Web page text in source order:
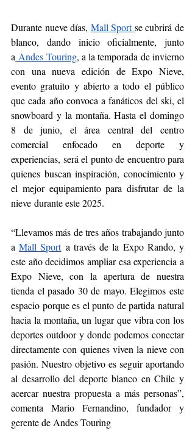
Durante nueve días, Mall Sport se cubrirá de
blanco, dando inicio oficialmente, junto
a Andes Touring, a la temporada de invierno
con una nueva edición de Expo Nieve,
evento gratuito y abierto a todo el público
que cada año convoca a fanáticos del ski, el
snowboard y la montaña. Hasta el domingo
8 de junio, el área central del centro
comercial enfocado en deporte y
experiencias, será el punto de encuentro para
quienes buscan inspiración, conocimiento y
el mejor equipamiento para disfrutar de la
nieve durante este 2025.
“Llevamos más de tres años trabajando junto
a Mall Sport a través de la Expo Rando, y
este año decidimos ampliar esa experiencia a
Expo Nieve, con la apertura de nuestra
tienda el pasado 30 de mayo. Elegimos este
espacio porque es el punto de partida natural
hacia la montaña, un lugar que vibra con los
deportes outdoor y donde podemos conectar
directamente con quienes viven la nieve con
pasión. Nuestro objetivo es seguir aportando
al desarrollo del deporte blanco en Chile y
acercar nuestra propuesta a más personas”,
comenta Mario Fernandino, fundador y
gerente de Andes Touring